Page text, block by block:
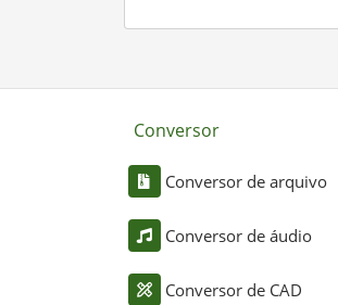
Conversor
Conversor de arquivo
Conversor de áudio
Conversor de CAD